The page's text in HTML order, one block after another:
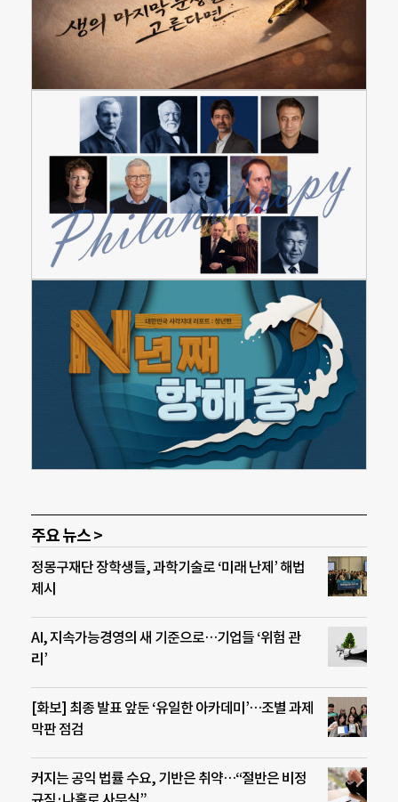
주요 뉴스 >
정몽구재단 장학생들, 과학기술로 ‘미래 난제’ 해법
제시
AI, 지속가능경영의 새 기준으로…기업들 ‘위험 관
리’
[화보] 최종 발표 앞둔 ‘유일한 아카데미’…조별 과제
막판 점검
커지는 공익 법률 수요, 기반은 취약…“절반은 비정